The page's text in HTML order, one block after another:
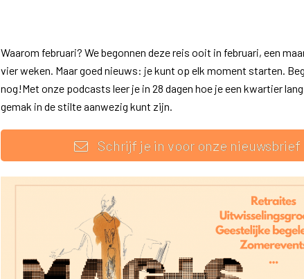
Waarom februari? We begonnen deze reis ooit in februari, een
vier weken. Maar goed nieuws: je kunt op elk moment starten.
nog!Met onze podcasts leer je in 28 dagen hoe je een kwartier
gemak in de stilte aanwezig kunt zijn.
Schrijf je in voor onze nieuwsbrief